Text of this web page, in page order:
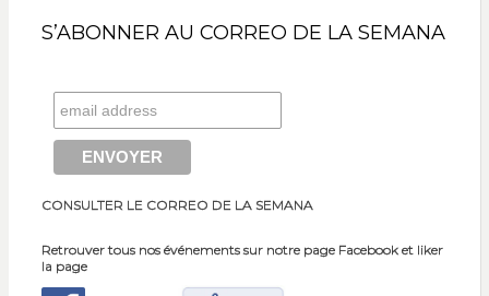
S’ABONNER AU CORREO DE LA SEMANA
CONSULTER LE CORREO DE LA SEMANA
Retrouver tous nos événements sur notre page Facebook et liker
la page